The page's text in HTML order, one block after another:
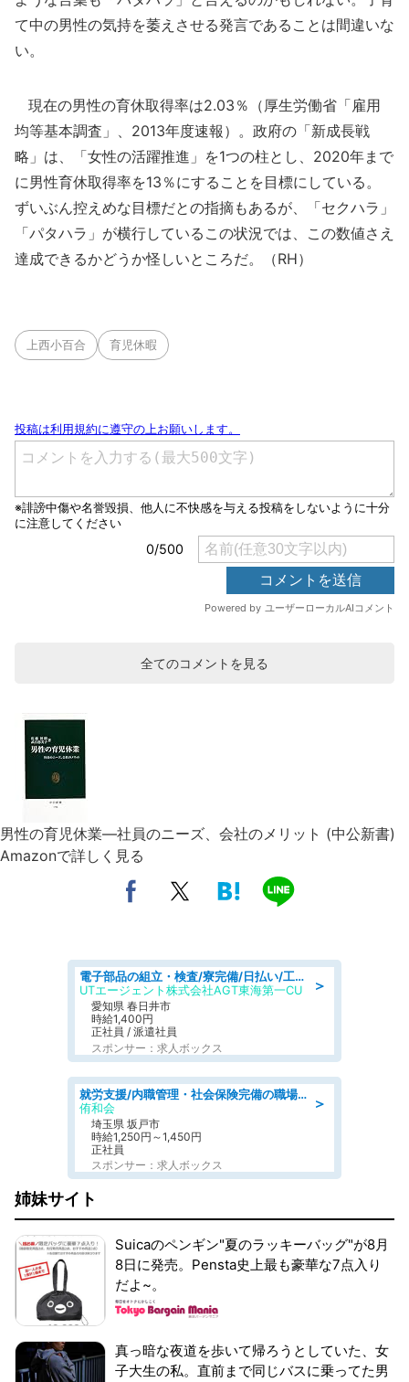
て中の男性の気持を萎えさせる発言であることは間違いな
い。
現在の男性の育休取得率は2.03％（厚生労働省「雇用
均等基本調査」、2013年度速報）。政府の「新成長戦
略」は、「女性の活躍推進」を1つの柱とし、2020年まで
に男性育休取得率を13％にすることを目標にしている。
ずいぶん控えめな目標だとの指摘もあるが、「セクハラ」
「パタハラ」が横行しているこの状況では、この数値さえ
達成できるかどうか怪しいところだ。（RH）
上西小百合 育児休暇
全てのコメントを見る
男性の育児休業―社員のニーズ、会社のメリット (中公新書)
Amazonで詳しく見る
＞
電子部品の組立・検査/寮完備/日払い/工場・製造
UTエージェント株式会社AGT東海第一CU
愛知県 春日井市
時給1,400円
正社員 / 派遣社員
スポンサー：求人ボックス
＞
就労支援/内職管理・社会保険完備の職場で生活支援員
侑和会
埼玉県 坂戸市
時給1,250円～1,450円
正社員
スポンサー：求人ボックス
姉妹サイト
Suicaのペンギン"夏のラッキーバッグ"が8月
8日に発売。Pensta史上最も豪華な7点入り
だよ~。
真っ暗な夜道を歩いて帰ろうとしていた、女
子大生の私。直前まで同じバスに乗ってた男